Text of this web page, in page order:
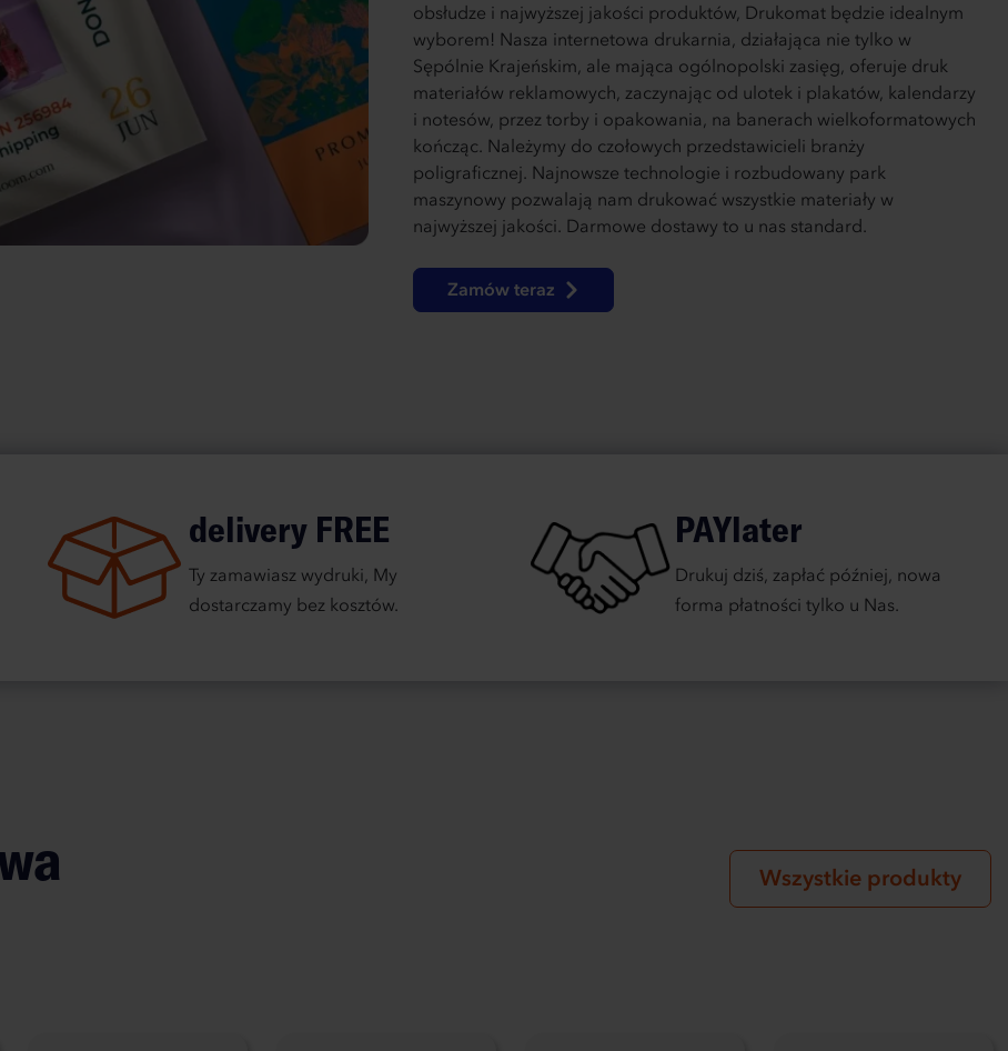
obsłudze i najwyższej jakości produktów, Drukomat będzie idealnym
wyborem! Nasza internetowa drukarnia, działająca nie tylko w
Sępólnie Krajeńskim, ale mająca ogólnopolski zasięg, oferuje druk
materiałów reklamowych, zaczynając od ulotek i plakatów, kalendarzy
i notesów, przez torby i opakowania, na banerach wielkoformatowych
kończąc. Należymy do czołowych przedstawicieli branży
poligraficznej. Najnowsze technologie i rozbudowany park
maszynowy pozwalają nam drukować wszystkie materiały w
najwyższej jakości. Darmowe dostawy to u nas standard.
Zamów teraz
delivery FREE
Ty zamawiasz wydruki, My
dostarczamy bez kosztów.
PAYlater
Drukuj dziś, zapłać później, nowa
forma płatności tylko u Nas.
Wszystkie produkty